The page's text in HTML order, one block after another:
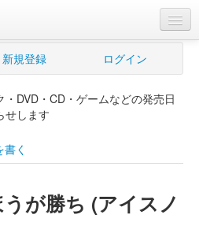
新規登録 ログイン
DVD・CD・ゲームなどの発売日
せします
く
が勝ち (アイスノ